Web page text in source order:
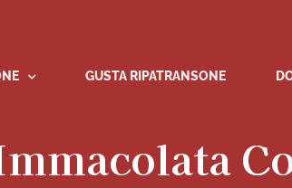
GUSTA RIPATRANSONE